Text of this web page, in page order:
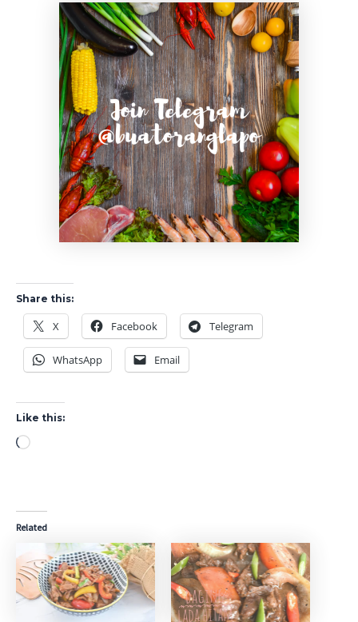
Share this:
X Facebook Telegram
WhatsApp Email
Like this:
Loading…
Related